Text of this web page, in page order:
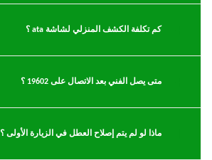
كم تكلفة الكشف المنزلي لشاشة ata ؟
متى يصل الفني بعد الاتصال على 19602 ؟
ماذا لو لم يتم إصلاح العطل في الزيارة الأولى ؟